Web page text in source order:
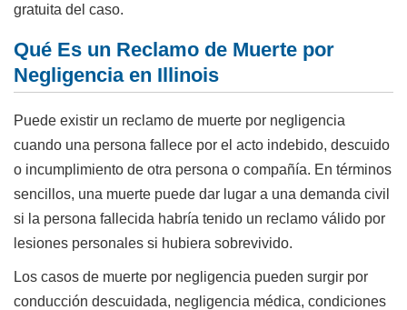
gratuita del caso.
Qué Es un Reclamo de Muerte por
Negligencia en Illinois
Puede existir un reclamo de muerte por negligencia
cuando una persona fallece por el acto indebido, descuido
o incumplimiento de otra persona o compañía. En términos
sencillos, una muerte puede dar lugar a una demanda civil
si la persona fallecida habría tenido un reclamo válido por
lesiones personales si hubiera sobrevivido.
Los casos de muerte por negligencia pueden surgir por
conducción descuidada, negligencia médica, condiciones